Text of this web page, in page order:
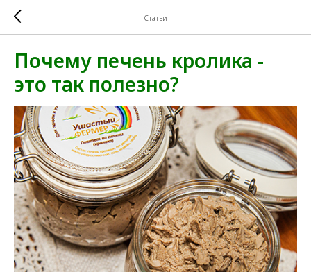
Статьи
Почему печень кролика -
это так полезно?